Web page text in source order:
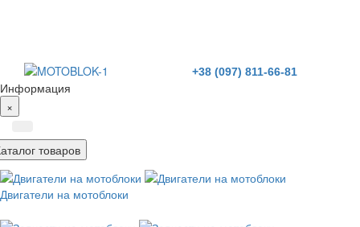
+38 (097) 811-66-81
Информация
×
товаров
Двигатели на мотоблоки